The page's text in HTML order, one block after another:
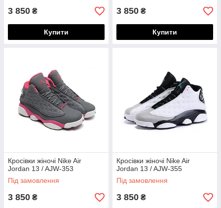
3 850 ₴
Купити
3 850 ₴
Купити
Кросівки жіночі Nike Air
Jordan 13 / AJW-353
Під замовлення
3 850 ₴
Кросівки жіночі Nike Air
Jordan 13 / AJW-355
Під замовлення
3 850 ₴